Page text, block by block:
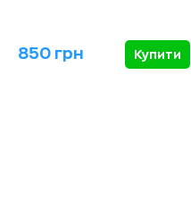
850 грн Купити